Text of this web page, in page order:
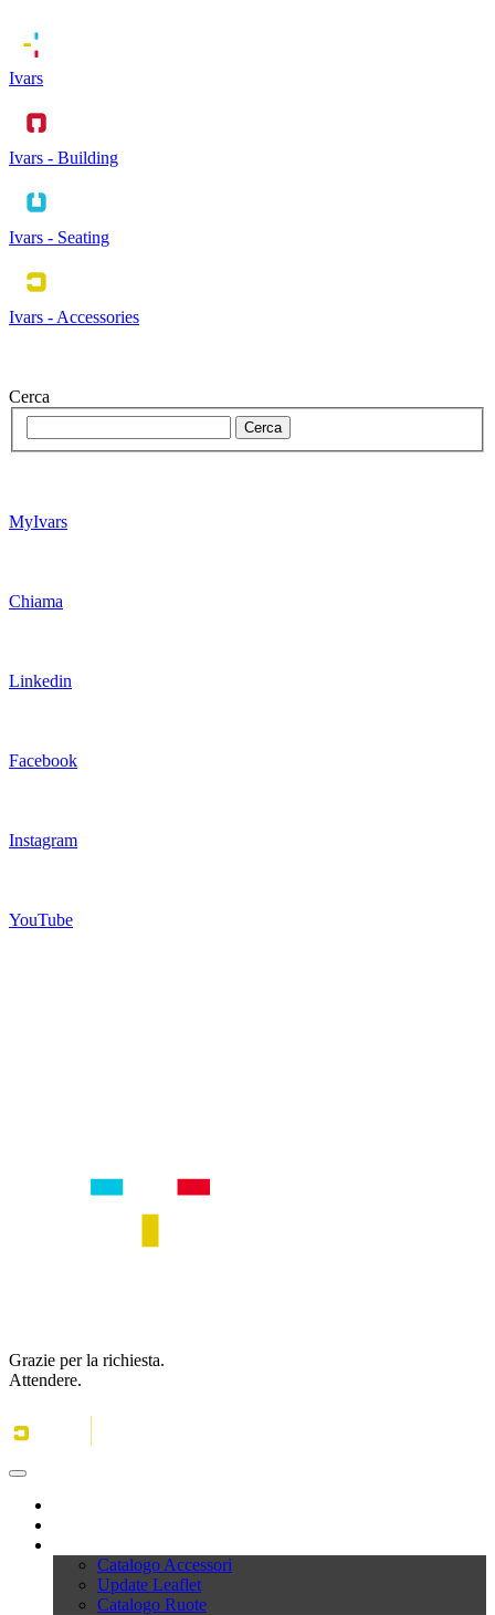
Ivars
Ivars - Building
Ivars - Seating
Ivars - Accessories
Cerca
MyIvars
Chiama
Linkedin
Facebook
Instagram
YouTube
Grazie per la richiesta.
Attendere.
Catalogo Accessori
Update Leaflet
Catalogo Ruote